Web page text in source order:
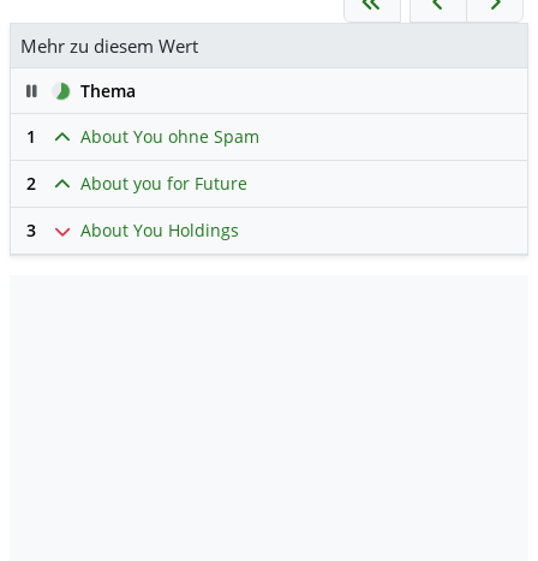
Mehr zu diesem Wert
PauseThema
1
About You ohne Spam
2 About you for Future
3 About You Holdings